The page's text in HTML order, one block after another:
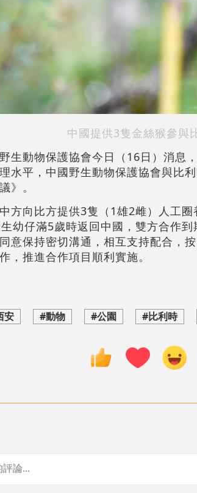
中國提供3隻金絲猴參與
生動物保護協會今日（16日）消息
水平，中國野生動物保護協會與比
》。
方向比方提供3隻（1雄2雌）人工
幼仔滿5歲時返回中國，雙方合作
意保持密切溝通，相互支持配合，
，推進合作項目順利實施。
安 #動物 #公園 #比利時